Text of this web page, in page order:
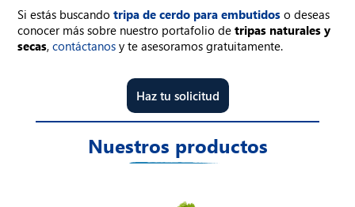
Si estás buscandotripa de cerdo para embutidos o deseas
conocer más sobre nuestro portafolio detripas naturales y
secas,contáctanos y te asesoramos gratuitamente.
Haz tu solicitud
Nuestros productos